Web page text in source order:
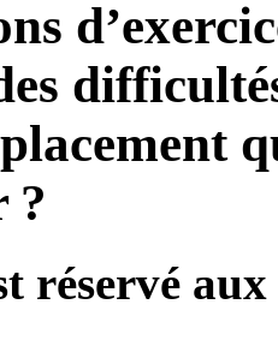
?
réservé